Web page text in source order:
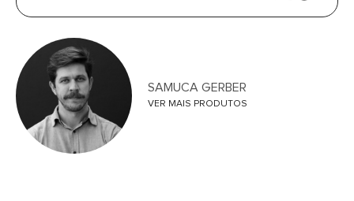
SAMUCA GERBER
VER MAIS PRODUTOS